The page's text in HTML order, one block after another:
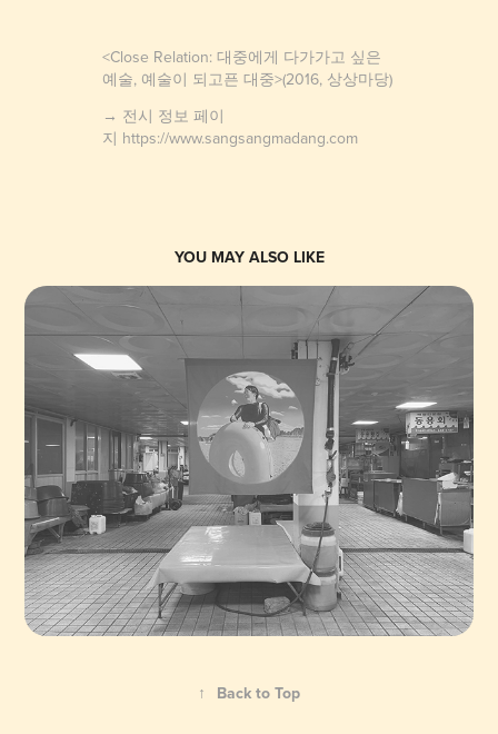
<Close Relation: 대중에게 다가가고 싶은
예술, 예술이 되고픈 대중>(2016, 상상마당)
→ 전시 정보 페이
지 https://www.sangsangmadang.com
YOU MAY ALSO LIKE
↑ Back to Top